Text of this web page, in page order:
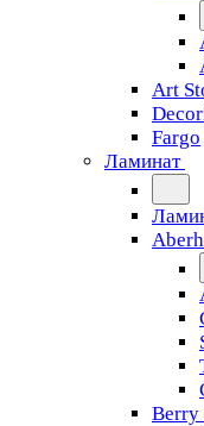
Art
Fargo
Ламинат
Berry